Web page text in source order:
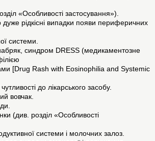
«Особливості застосування»).
рідкісні випадки появи периферичних
системи.
синдром DRESS (медикаментозне
[Drug Rash with Eosinophilia and Systemic
до лікарського засобу.
вовчак.
(див. розділ «Особливості
системи і молочних залоз.